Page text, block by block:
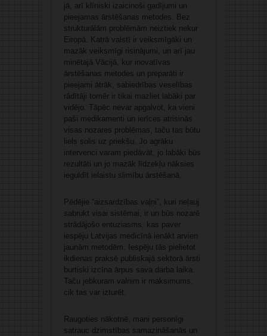
jā, arī klīniski izaicinoši gadījumi un
pieejamas ārstēšanas metodes. Bez
strukturālām problēmām neiztiek nekur
Eiropā. Katrā valstī ir veiksmīgāki un
mazāk veiksmīgi risinājumi, un arī jau
minētajā Vācijā, kur inovatīvas
ārstēšanas metodes un preparāti ir
pieejami ātrāk, sabiedrības veselības
rādītāji tomēr ir tikai mazliet labāki par
vidējo. Tāpēc nevar apgalvot, ka vieni
paši medikamenti un ierīces atrisinās
visas nozares problēmas, taču tas būtu
liels solis uz priekšu. Jo agrāku
intervenci varam piedāvāt, jo labāki būs
rezultāti un jo mazāk līdzekļu nāksies
ieguldīt ielaistu slimību ārstēšanā.
Pēdējie “aizsardzības vaļņi”, kuri neļauj
sabrukt visai sistēmai, ir un būs nozarē
strādājošo entuziasms, kas paver
iespēju Latvijas medicīnā ienākt arvien
jaunām metodēm. Iespēju tās pielietot
ikdienas praksē publiskajā sektorā ārsti
burtiski izcīna ārpus sava darba laika.
Taču jebkuram valnim ir maksimums,
cik tas var izturēt.
Raugoties nākotnē, mani personīgi
satrauc dzimstības samazināšanās un